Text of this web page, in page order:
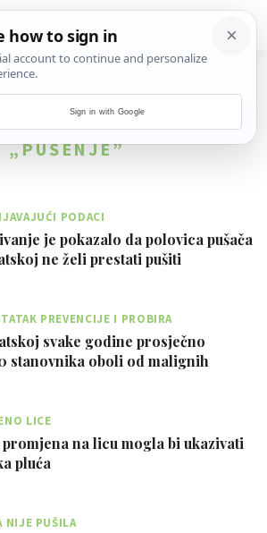
140REZULTATA ZA TAG
„PUŠENJE”
PODACI
je pokazalo da polovica pušača
ne želi prestati pušiti
PREVENCIJE I PROBIRA
svake godine prosječno
stanovnika oboli od malignih
LICE
promjena na licu mogla bi ukazivati
pluća
NIJE PUŠILA
Sign in with Google